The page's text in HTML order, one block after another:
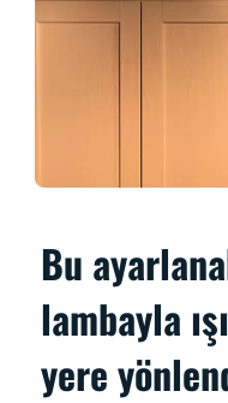
Bu
lambayla
yere